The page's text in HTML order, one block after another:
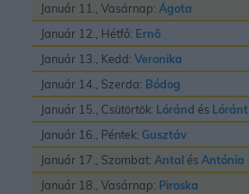
Január 11., Vasárnap: Ágota
Január 12., Hétfő: Ernõ
Január 13., Kedd: Veronika
Január 14., Szerda: Bódog
Január 15., Csütörtök: Lóránd és Lóránt
Január 16., Péntek: Gusztáv
Január 17., Szombat: Antal ésAntónia
Január 18., Vasárnap: Piroska